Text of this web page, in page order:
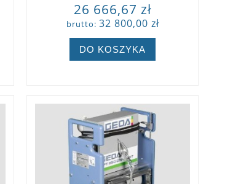
26 666,67 zł
brutto: 32 800,00 zł
DO KOSZYKA